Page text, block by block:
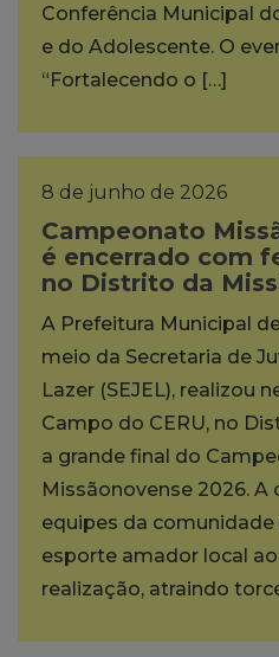
Conferência Municipal
e do Adolescente. O
“Fortalecendo o […]
8 de junho de 2026
Campeonato
é encerrado com
no Distrito da
A Prefeitura Municipal
meio da Secretaria de
Lazer (SEJEL), realizou
Campo do CERU, no
a grande final do
Missãonovense 2026.
equipes da
esporte amador local
realização, atraindo